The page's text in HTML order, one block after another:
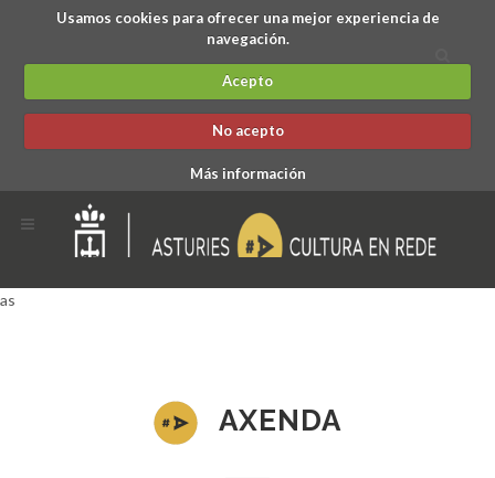
Usamos cookies para ofrecer una mejor experiencia de
navegación.
Acepto
No acepto
Más información
as
AXENDA